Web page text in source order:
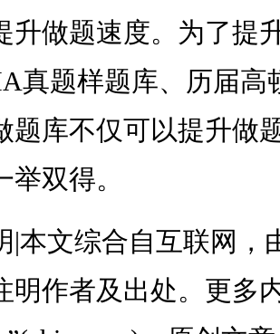
升做题速度。为了提
真题样题库、历届
题库不仅可以提升做
双得。
文综合自互联网，
明作者及出处。更多